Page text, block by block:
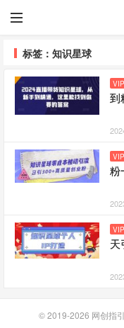
标签：知识星球
到
粉
天
© 2019-2026 网创指